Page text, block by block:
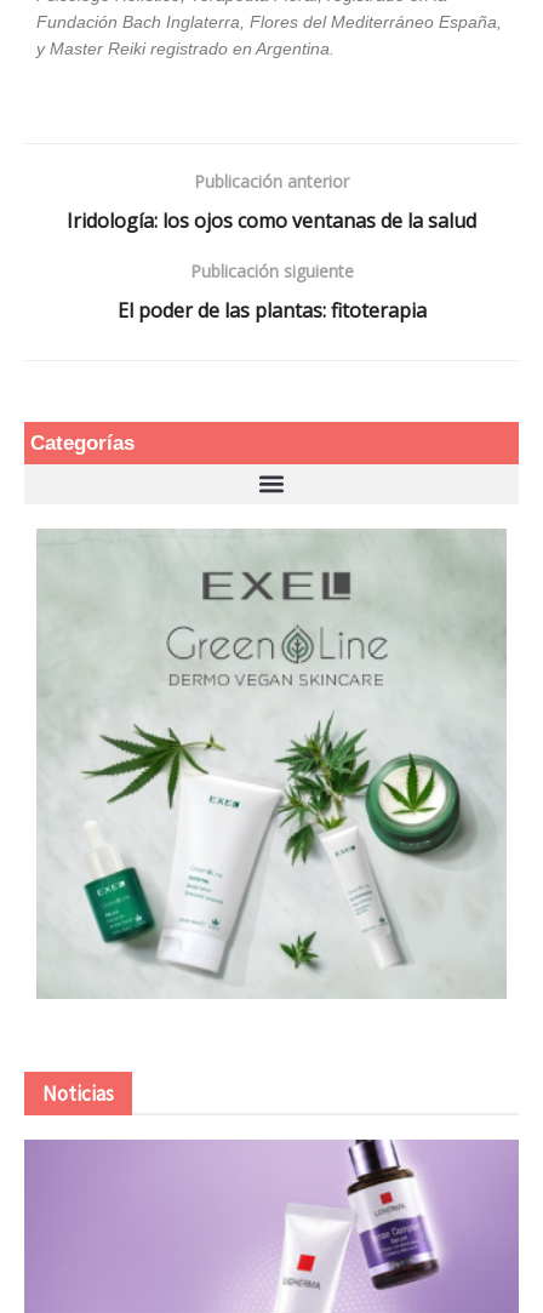
Fundación Bach Inglaterra, Flores del Mediterráneo España,
y Master Reiki registrado en Argentina.
Publicación anterior
Iridología: los ojos como ventanas de la salud
Publicación siguiente
El poder de las plantas: fitoterapia
Categorías
Noticias